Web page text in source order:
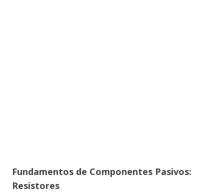
Fundamentos de Componentes Pasivos:
Resistores